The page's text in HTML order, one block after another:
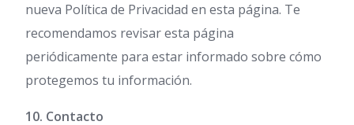
nueva Política de Privacidad en esta página. Te
recomendamos revisar esta página
periódicamente para estar informado sobre cómo
protegemos tu información.
10. Contacto